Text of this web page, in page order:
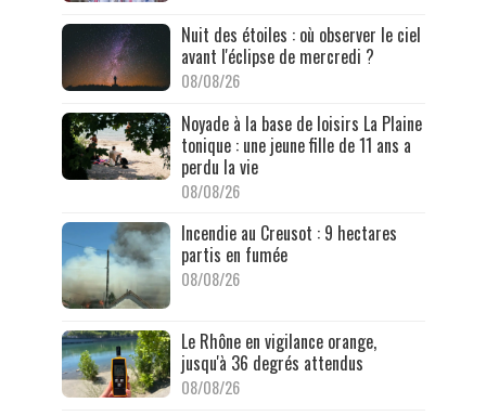
Nuit des étoiles : où observer le ciel
avant l'éclipse de mercredi ?
08/08/26
Noyade à la base de loisirs La Plaine
tonique : une jeune fille de 11 ans a
perdu la vie
08/08/26
Incendie au Creusot : 9 hectares
partis en fumée
08/08/26
Le Rhône en vigilance orange,
jusqu'à 36 degrés attendus
08/08/26